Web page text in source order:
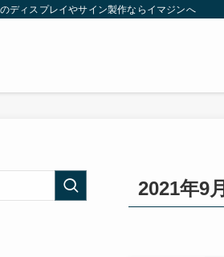
ディスプレイやサイン製作ならイマジンへ
2021年9月